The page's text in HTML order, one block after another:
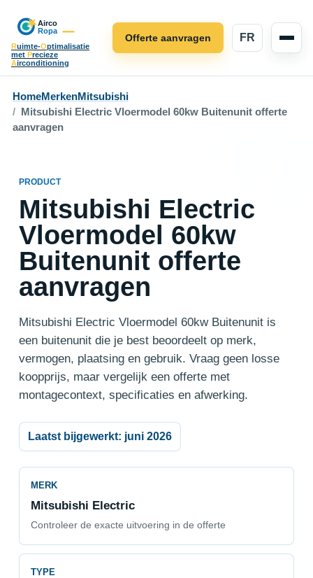
Ruimte-Optimalisatie
met Precieze
Airconditioning
FR
Offerte aanvragen
HomeMerkenMitsubishi
Mitsubishi Electric Vloermodel 60kw Buitenunit offerte
aanvragen
PRODUCT
Mitsubishi Electric
Vloermodel 60kw
Buitenunit offerte
aanvragen
Mitsubishi Electric Vloermodel 60kw Buitenunit is
een buitenunit die je best beoordeelt op merk,
vermogen, plaatsing en gebruik. Vraag geen losse
koopprijs, maar vergelijk een offerte met
montagecontext, specificaties en afwerking.
Laatst bijgewerkt: juni 2026
MERK
Mitsubishi Electric
Controleer de exacte uitvoering in de offerte
TYPE